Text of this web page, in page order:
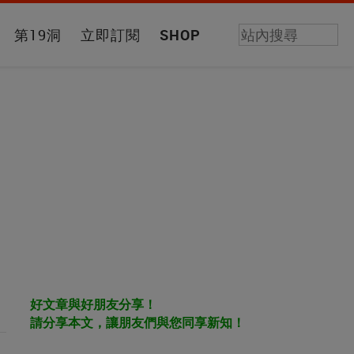
第19洞 立即訂閱 SHOP
好文章與好朋友分享！
請分享本文，讓朋友們與您同享新知！